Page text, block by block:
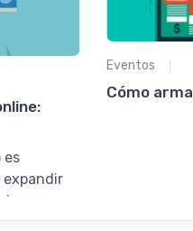
es
expandir
y
Eventos
Cómo